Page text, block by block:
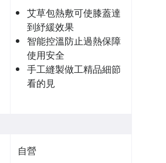
艾草包熱敷可使膝蓋達
到紓緩效果
智能控溫防止過熱保障
使用安全
手工縫製做工精品細節
看的見
自營